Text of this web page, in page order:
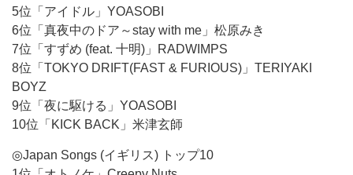
5位「アイドル」YOASOBI
6位「真夜中のドア～stay with me」松原みき
7位「すずめ (feat. 十明)」RADWIMPS
8位「TOKYO DRIFT(FAST & FURIOUS)」TERIYAKI
BOYZ
9位「夜に駆ける」YOASOBI
10位「KICK BACK」米津玄師
◎Japan Songs (イギリス) トップ10